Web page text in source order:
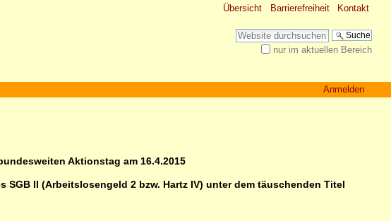
Übersicht Barrierefreiheit Kontakt
Website durchsuchen
nur im aktuellen Bereich
Anmelden
Aktionstag am 16.4.2015
II (Arbeitslosengeld 2 bzw. Hartz IV) unter dem täuschenden Titel